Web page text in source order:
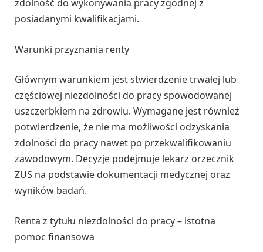
zdolność do wykonywania pracy zgodnej z
posiadanymi kwalifikacjami.
Warunki przyznania renty
Głównym warunkiem jest stwierdzenie trwałej lub
częściowej niezdolności do pracy spowodowanej
uszczerbkiem na zdrowiu. Wymagane jest również
potwierdzenie, że nie ma możliwości odzyskania
zdolności do pracy nawet po przekwalifikowaniu
zawodowym. Decyzje podejmuje lekarz orzecznik
ZUS na podstawie dokumentacji medycznej oraz
wyników badań.
Renta z tytułu niezdolności do pracy – istotna
pomoc finansowa